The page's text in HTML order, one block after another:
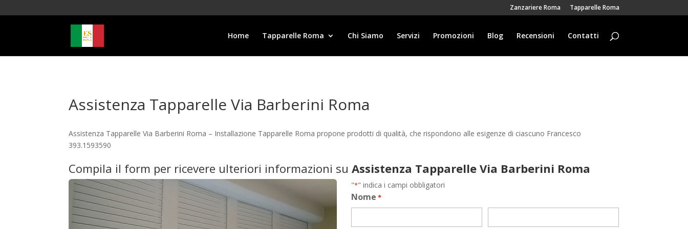
Zanzariere Roma Tapparelle Roma
Home Tapparelle Roma Chi Siamo Servizi Promozioni Blog Recensioni Contatti
Assistenza Tapparelle Via Barberini Roma
Assistenza Tapparelle Via Barberini Roma – Installazione Tapparelle Roma propone prodotti di qualità, che rispondono alle esigenze di ciascuno Francesco
393.1593590
Compila il form per ricevere ulteriori informazioni suAssistenza Tapparelle Via Barberini Roma
"*" indica i campi obbligatori
Nome *